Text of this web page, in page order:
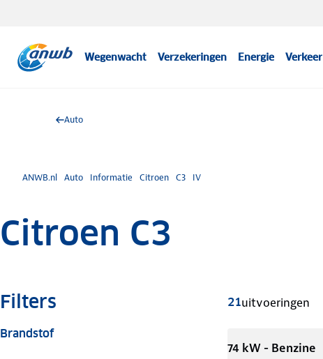
Wegenwacht Verzekeringen Energie Verkeer
Auto
ANWB.nl Auto Informatie Citroen C3 IV
Citroen C3
Filters
Brandstof
21uitvoeringen
74 kW - Benzine